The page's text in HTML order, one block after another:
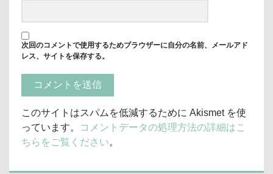
次回のコメントで使用するためブラウザーに自分の名前、メールアド
レス、サイトを保存する。
このサイトはスパムを低減するために Akismet を使
っています。
コメントデータの処理方法の詳細はこ
ちらをご覧ください。